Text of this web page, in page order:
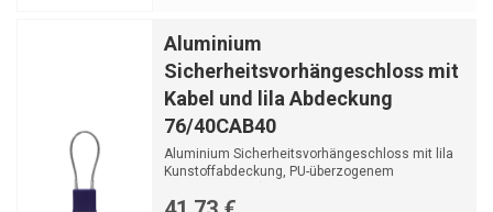
Aluminium
Sicherheitsvorhängeschloss mit
Kabel und lila Abdeckung
76/40CAB40
Aluminium Sicherheitsvorhängeschloss mit lila
Kunstoffabdeckung, PU-überzogenem